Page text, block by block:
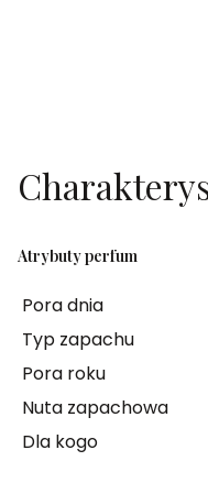
Atrybuty perfum
Pora dnia
Typ zapachu
Pora roku
Nuta zapachowa
Dla kogo